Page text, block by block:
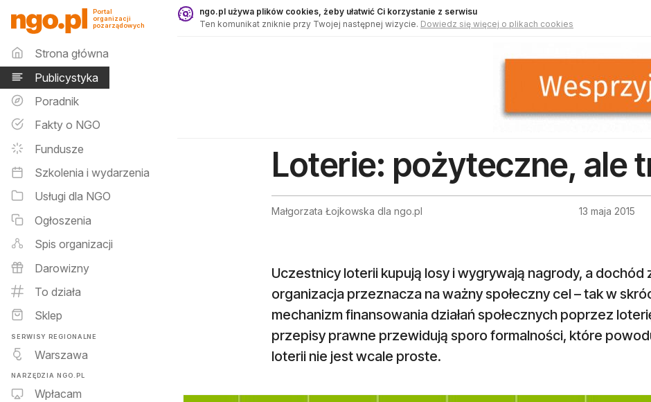
Publicystyka - ngo.pl
Portal
organizacji
pozarządowych
Menu główne
Strona główna
Publicystyka
Poradnik
Fakty o NGO
Fundusze
Szkolenia i wydarzenia
Usługi dla NGO
Ogłoszenia
Spis organizacji
Darowizny
To działa
Sklep
SERWISY REGIONALNE
Warszawa
NARZĘDZIA NGO.PL
Wpłacam
ngo.pl używa plików cookies, żeby ułatwić Ci korzystanie z serwisu
Ten komunikat zniknie przy Twojej następnej wizycie. Dowiedz się więcej o plikach cookies
Loterie: pożyteczne, ale
Małgorzata Łojkowska dla ngo.pl 13 maja 2015
Uczestnicy loterii kupują losy i wygrywają nagrody, a
organizacja przeznacza na ważny społeczny cel – tak w
mechanizm finansowania działań społecznych poprzez
przepisy prawne przewidują sporo formalności, które
loterii nie jest wcale proste.